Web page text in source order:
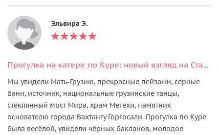
Эльвира Э.
Прогулка на катере по Куре: новый взгляд на Старый город
Мы увидели Мать-Грузию, прекрасные пейзажи, серные
бани, источник, национальные грузинские танцы,
стеклянный мост Мира, храм Метехи, памятник
основателю города Вахтангу Горгосали. Прогулка по Куре
была весёлой, увидели чёрных бакланов, молодое